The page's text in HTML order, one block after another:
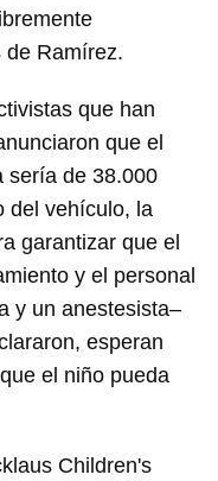
de Ramírez.
que han
que el
sería de 38.000
del vehículo, la
garantizar que el
y el personal
y un anestesista–
esperan
el niño pueda
Children's